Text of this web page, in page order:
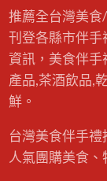
推薦全台灣美
刊登各縣市伴手
資訊，美食伴手
產品,茶酒飲品,
鮮。
台灣美食伴手
人氣團購美食、